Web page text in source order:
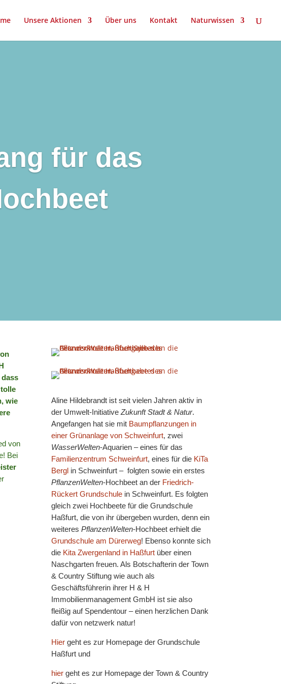
Unsere Aktionen Über uns Kontakt Naturwissen
für das
wie
von
Bei
Aline Hildebrandt ist seit vielen Jahren aktiv in
der Umwelt-Initiative Zukunft Stadt & Natur.
Angefangen hat sie mit Baumpflanzungen in
einer Grünanlage von Schweinfurt, zwei
WasserWelten-Aquarien – eines für das
Familienzentrum Schweinfurt, eines für die KiTa
Berglin Schweinfurt – folgten sowie ein erstes
PflanzenWelten-Hochbeet an der Friedrich-
Rückert Grundschulein Schweinfurt. Es folgten
gleich zwei Hochbeete für die Grundschule
Haßfurt, die von ihr übergeben wurden, denn ein
weiteres PflanzenWelten-Hochbeet erhielt die
Grundschule am Dürerweg! Ebenso konnte sich
die Kita Zwergenland in Haßfurtüber einen
Naschgarten freuen. Als Botschafterin der Town
& Country Stiftung wie auch als
Geschäftsführerin ihrer H & H
Immobilienmanagement GmbH ist sie also
fleißig auf Spendentour – einen herzlichen Dank
dafür von netzwerk natur!
Hier geht es zur Homepage der Grundschule
Haßfurt und
hiergeht es zur Homepage der Town & Country